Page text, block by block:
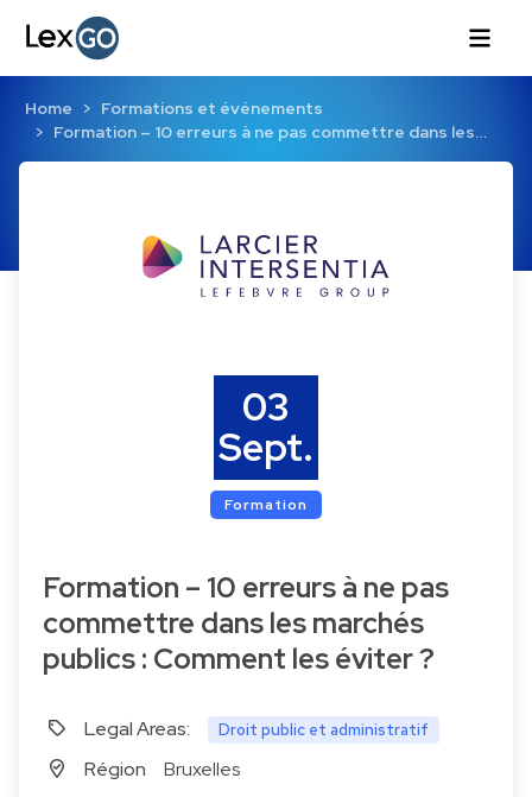
Home
Formations et événements
Formation – 10 erreurs à ne pas commettre dans les…
Formation – 10 erreurs à ne pas
commettre dans les marchés
publics : Comment les éviter ?
Legal Areas: Droit public et administratif
Région Bruxelles
03
Sept.
Formation